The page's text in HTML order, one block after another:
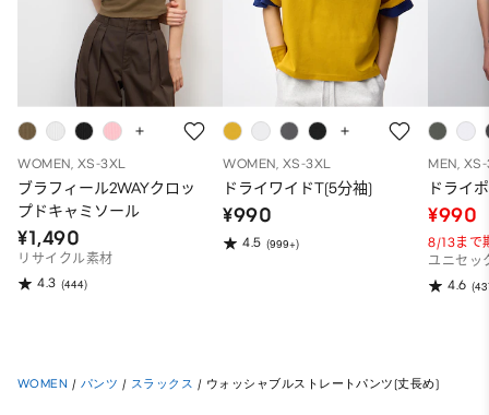
WOMEN, XS-3XL
ブラフィール2WAYクロッ
プドキャミソール
¥1,490
リサイクル素材
4.3 (444)
WOMEN, XS-3XL
ドライワイドT(5分袖)
¥990
4.5 (999+)
MEN,
ドライ
¥990
8/13まで
ユニセッ
4.6
WOMEN / パンツ / スラックス / ウォッシャブルストレートパンツ(丈長め)